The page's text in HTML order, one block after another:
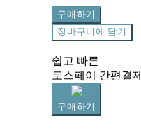
구매하기
장바구니에 담기
쉽고 빠른
토스페이 간편결제
구매하기